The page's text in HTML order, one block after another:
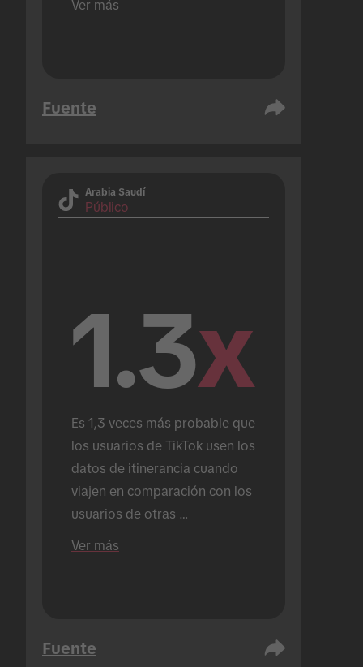
Ver más
Fuente
Arabia Saudí
Público
1.3x
Es 1,3 veces más probable que
los usuarios de TikTok usen los
datos de itinerancia cuando
viajen en comparación con los
usuarios de otras
plataformas.
Ver más
Fuente